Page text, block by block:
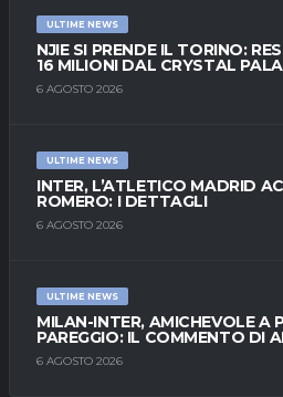
ULTIME NEWS
NJIE SI PRENDE IL TORINO:
16 MILIONI DAL CRYSTAL
6 AGOSTO 2026
ULTIME NEWS
INTER, L’ATLETICO MADRID
ROMERO: I DETTAGLI
6 AGOSTO 2026
ULTIME NEWS
MILAN-INTER, AMICHEVOLE A
PAREGGIO: IL COMMENTO DI
6 AGOSTO 2026